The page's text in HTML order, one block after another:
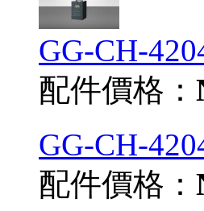
GG-CH-
配件價格：
GG-CH-
配件價格：